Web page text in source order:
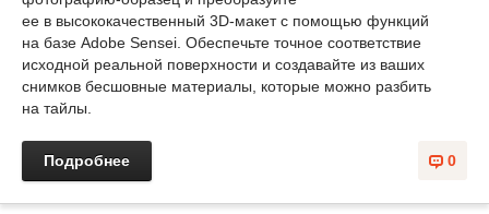
ее в высококачественный 3D-макет с помощью функций
на базе Adobe Sensei. Обеспечьте точное соответствие
исходной реальной поверхности и создавайте из ваших
снимков бесшовные материалы, которые можно разбить
на тайлы.
0
Подробнее